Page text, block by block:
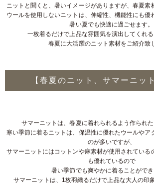
ニットと聞くと、暑いイメージがありますが、春夏素
ウールを使用しないニットは、伸縮性、機能性にも優
暑い夏でも快適に過ごせます。
一枚着るだけで上品な雰囲気を演出してくれる
春夏に大活躍のニット素材をご紹介致
【春夏のニット、サマーニッ
サマーニットは、春夏に着れられるよう作られた
寒い季節に着るニットは、保温性に優れたウールやア
のが多いですが、
サマーニットにはコットンや麻素材が使用されている
も優れているので
暑い季節でも爽やかに着ることができ
サマーニットは、1枚羽織るだけで上品な大人の印